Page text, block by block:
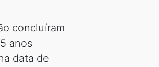
concluíram
anos
data de